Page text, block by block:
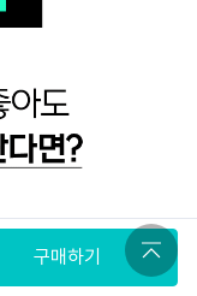
구매하기